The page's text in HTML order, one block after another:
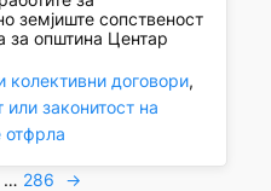
земјиште сопственост
за општина Центар
колективни договори
законитост на
отфрла
… 286 →